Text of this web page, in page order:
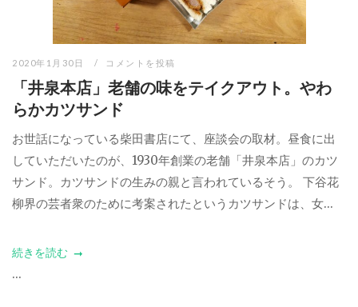
2020年1月30日 コメントを投稿
「井泉本店」老舗の味をテイクアウト。やわ
らかカツサンド
お世話になっている柴田書店にて、座談会の取材。昼食に出
していただいたのが、1930年創業の老舗「井泉本店」のカツ
サンド。カツサンドの生みの親と言われているそう。 下谷花
柳界の芸者衆のために考案されたというカツサンドは、女...
続きを読む
...